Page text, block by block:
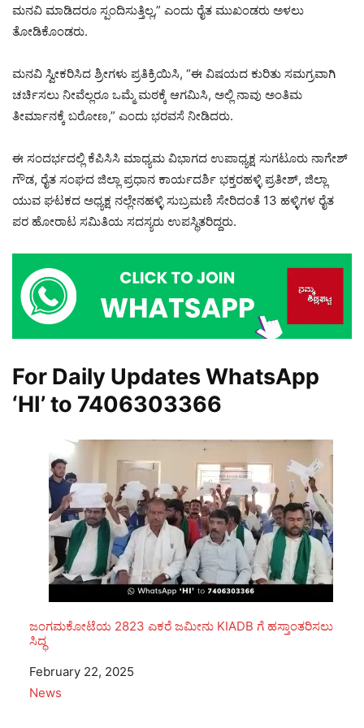
ಮನವಿ ಮಾಡಿದರೂ ಸ್ಪಂದಿಸುತ್ತಿಲ್ಲ,” ಎಂದು ರೈತ ಮುಖಂಡರು ಅಳಲು
ತೋಡಿಕೊಂಡರು.
ಮನವಿ ಸ್ವೀಕರಿಸಿದ ಶ್ರೀಗಳು ಪ್ರತಿಕ್ರಿಯಿಸಿ, “ಈ ವಿಷಯದ ಕುರಿತು ಸಮಗ್ರವಾಗಿ
ಚರ್ಚಿಸಲು ನೀವೆಲ್ಲರೂ ಒಮ್ಮೆ ಮಠಕ್ಕೆ ಆಗಮಿಸಿ, ಅಲ್ಲಿ ನಾವು ಅಂತಿಮ
ತೀರ್ಮಾನಕ್ಕೆ ಬರೋಣ,” ಎಂದು ಭರವಸೆ ನೀಡಿದರು.
ಈ ಸಂದರ್ಭದಲ್ಲಿ ಕೆಪಿಸಿಸಿ ಮಾಧ್ಯಮ ವಿಭಾಗದ ಉಪಾಧ್ಯಕ್ಷ ಸುಗಟೂರು ನಾಗೇಶ್‌
ಗೌಡ, ರೈತ ಸಂಘದ ಜಿಲ್ಲಾ ಪ್ರಧಾನ ಕಾರ್ಯದರ್ಶಿ ಭಕ್ತರಹಳ್ಳಿ ಪ್ರತೀಶ್, ಜಿಲ್ಲಾ
ಯುವ ಘಟಕದ ಅಧ್ಯಕ್ಷ ನಲ್ಲೇನಹಳ್ಳಿ ಸುಬ್ರಮಣಿ ಸೇರಿದಂತೆ 13 ಹಳ್ಳಿಗಳ ರೈತ
ಪರ ಹೋರಾಟ ಸಮಿತಿಯ ಸದಸ್ಯರು ಉಪಸ್ಥಿತರಿದ್ದರು.
For Daily Updates WhatsApp
‘HI’ to 7406303366
ಜಂಗಮಕೋಟೆಯ 2823 ಎಕರೆ ಜಮೀನು KIADB ಗೆ ಹಸ್ತಾಂತರಿಸಲು
ಸಿದ್ಧ
Date
February 22, 2025
In relation to
News